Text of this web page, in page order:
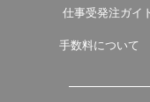
仕事受発注ガイ
手数料について